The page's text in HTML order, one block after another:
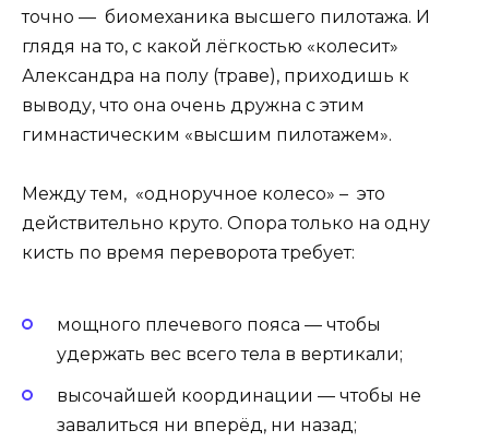
точно — биомеханика высшего пилотажа. И
глядя на то, с какой лёгкостью «колесит»
Александра на полу (траве), приходишь к
выводу, что она очень дружна с этим
гимнастическим «высшим пилотажем».
Между тем, «одноручное колесо» – это
действительно круто. Опора только на одну
кисть по время переворота требует:
мощного плечевого пояса — чтобы
удержать вес всего тела в вертикали;
высочайшей координации — чтобы не
завалиться ни вперёд, ни назад;